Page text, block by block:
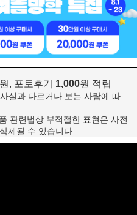
원, 포토후기 1,000원 적립
실과 다르거나 보는 사람에 따
관련법상 부적절한 표현은 사전
제될 수 있습니다.